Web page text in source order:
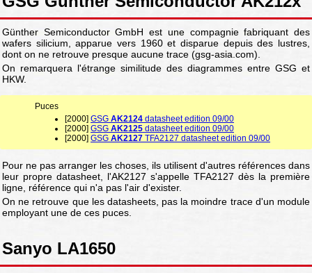
Günther Semiconductor GmbH est une compagnie fabriquant des
wafers silicium, apparue vers 1960 et disparue depuis des lustres,
dont on ne retrouve presque aucune trace (gsg-asia.com).
On remarquera l'étrange similitude des diagrammes entre GSG et
HKW.
Puces
[2000] GSG AK2124 datasheet edition 09/00
[2000] GSG AK2125 datasheet edition 09/00
[2000] GSG AK2127 TFA2127 datasheet edition 09/00
Pour ne pas arranger les choses, ils utilisent d'autres références dans
leur propre datasheet, l'AK2127 s'appelle TFA2127 dès la première
ligne, référence qui n'a pas l'air d'exister.
On ne retrouve que les datasheets, pas la moindre trace d'un module
employant une de ces puces.
Sanyo LA1650